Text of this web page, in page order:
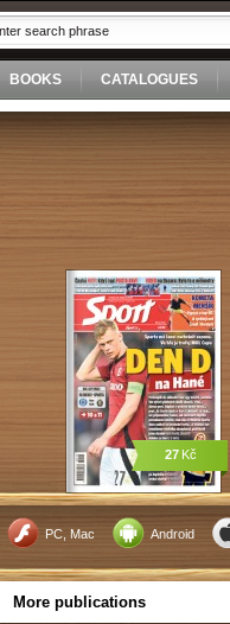
BOOKS CATALOGUES
PC, Mac Android
27Kč
More publications